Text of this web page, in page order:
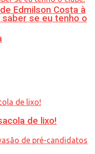
Edmilson Costa à
se eu tenho o
de lixo!